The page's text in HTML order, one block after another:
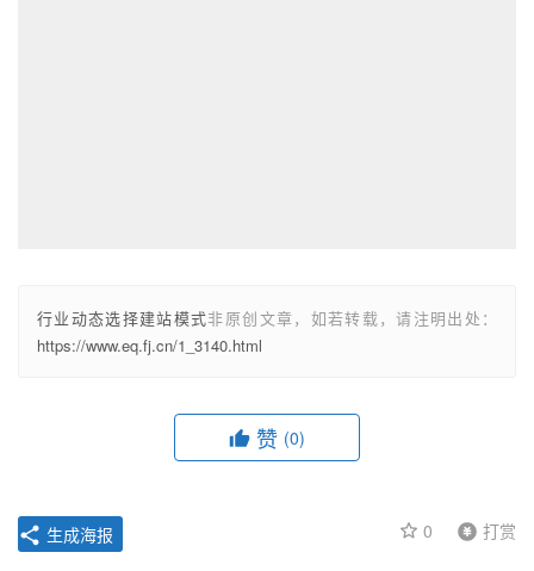
行业动态选择建站模式非原创文章，如若转载，请注明出处：
https://www.eq.fj.cn/1_3140.html
赞 (0)
0 打赏
生成海报